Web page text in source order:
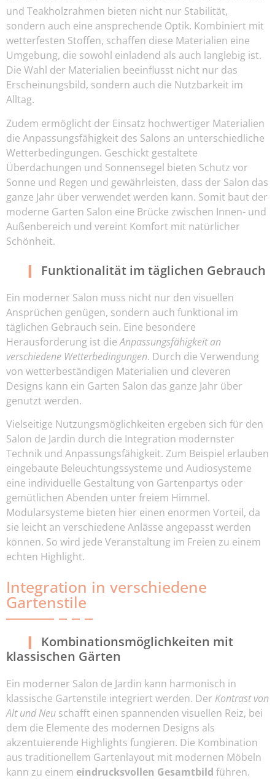
und Teakholzrahmen bieten nicht nur Stabilität,
sondern auch eine ansprechende Optik. Kombiniert mit
wetterfesten Stoffen, schaffen diese Materialien eine
Umgebung, die sowohl einladend als auch langlebig ist.
Die Wahl der Materialien beeinflusst nicht nur das
Erscheinungsbild, sondern auch die Nutzbarkeit im
Alltag.
Zudem ermöglicht der Einsatz hochwertiger Materialien
die Anpassungsfähigkeit des Salons an unterschiedliche
Wetterbedingungen. Geschickt gestaltete
Überdachungen und Sonnensegel bieten Schutz vor
Sonne und Regen und gewährleisten, dass der Salon das
ganze Jahr über verwendet werden kann. Somit baut der
moderne Garten Salon eine Brücke zwischen Innen- und
Außenbereich und vereint Komfort mit natürlicher
Schönheit.
Funktionalität im täglichen Gebrauch
Ein moderner Salon muss nicht nur den visuellen
Ansprüchen genügen, sondern auch funktional im
täglichen Gebrauch sein. Eine besondere
Herausforderung ist dieAnpassungsfähigkeit an
verschiedene Wetterbedingungen. Durch die Verwendung
von wetterbeständigen Materialien und cleveren
Designs kann ein Garten Salon das ganze Jahr über
genutzt werden.
Vielseitige Nutzungsmöglichkeiten ergeben sich für den
Salon de Jardin durch die Integration modernster
Technik und Anpassungsfähigkeit. Zum Beispiel erlauben
eingebaute Beleuchtungssysteme und Audiosysteme
eine individuelle Gestaltung von Gartenpartys oder
gemütlichen Abenden unter freiem Himmel.
Modularsysteme bieten hier einen enormen Vorteil, da
sie leicht an verschiedene Anlässe angepasst werden
können. So wird jede Veranstaltung im Freien zu einem
echten Highlight.
Integration in verschiedene
Gartenstile
Kombinationsmöglichkeiten mit
klassischen Gärten
Ein moderner Salon de Jardin kann harmonisch in
klassische Gartenstile integriert werden. Der Kontrast von
Alt und Neu schafft einen spannenden visuellen Reiz, bei
dem die Elemente des modernen Designs als
akzentuierende Highlights fungieren. Die Kombination
aus traditionellem Gartenlayout mit modernen Möbeln
kann zu einem eindrucksvollen Gesamtbild führen.